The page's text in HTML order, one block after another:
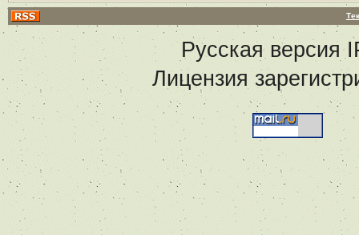
Русская версия
Лицензия